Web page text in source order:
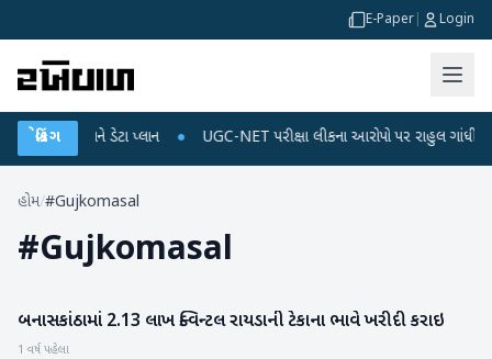
E-Paper Login
બ્રેકિંગ
રિચાર્જ અને ડેટા પ્લાન ● UGC-NET પરીક્ષા લીકના આરોપો પર રાહુલ ગાંધીએ કેન્દ્ર
હોમ/#Gujkomasal
#Gujkomasal
બનાસકાંઠા
બનાસકાંઠામાં 2.13 લાખ ક્વિન્ટલ રાયડાની ટેકાના ભાવે ખરીદી કરાઇ
1 વર્ષ પહેલા